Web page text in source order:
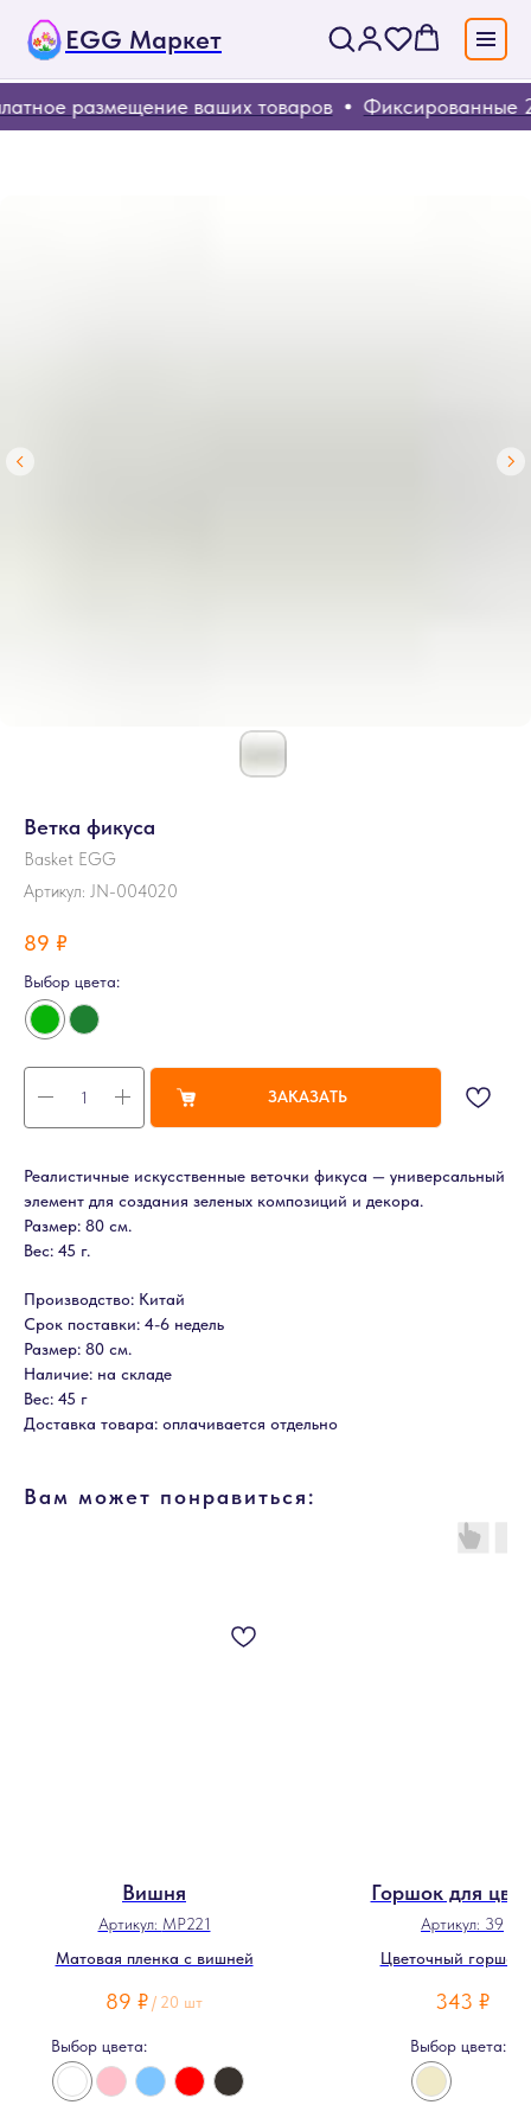
EGG Маркет
размещение ваших товаров Фиксированные
Ветка фикуса
Basket EGG
Артикул: JN-004020
89 ₽
Выбор цвета:
ЗАКАЗАТЬ
Реалистичные искусственные веточки фикуса — универсальный
элемент для создания зеленых композиций и декора.
Размер: 80 см.
Вес: 45 г.
Производство: Китай
Срок поставки: 4-6 недель
Размер: 80 см.
Наличие: на складе
Вес: 45 г
Доставка товара: оплачивается отдельно
Вам может понравиться:
Вишня
Артикул: MP221
Матовая пленка с вишней
89 ₽ / 20 шт
Выбор цвета:
Горшок для
Артикул: 39
Цветочный горшок
343 ₽
Выбор цвета: